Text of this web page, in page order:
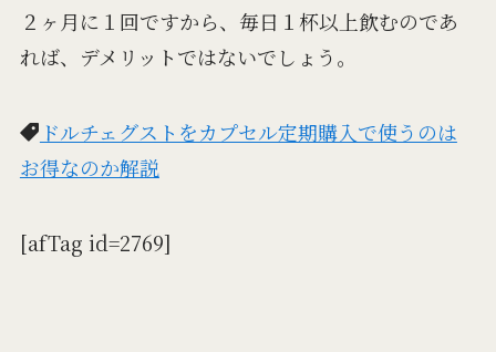
２ヶ月に１回ですから、毎日１杯以上飲むのであ
れば、デメリットではないでしょう。
ドルチェグストをカプセル定期購入で使うのは
お得なのか解説
[afTag id=2769]